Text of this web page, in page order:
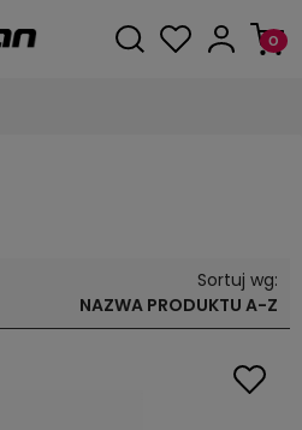
Sortuj wg:
NAZWA PRODUKTU A-Z